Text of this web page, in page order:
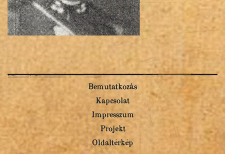
Bemutatkozás
Kapcsolat
Impresszum
Projekt
Oldaltérkép